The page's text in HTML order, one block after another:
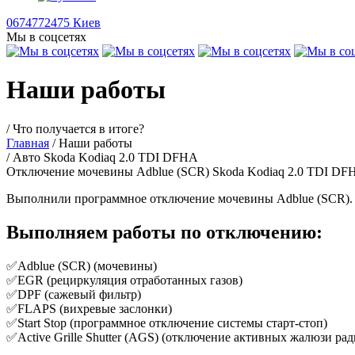
0674772475 Киев
Мы в соцсетях
Наши работы
/ Что получается в итоге?
Главная / Наши работы
/ Авто Skoda Kodiaq 2.0 TDI DFHA
Отключение мочевины Adblue (SCR) Skoda Kodiaq 2.0 TDI
Выполнили программное отключение мочевины Adblue (SCR).
Выполняем работы по отключению:
✅Adblue (SCR) (мочевины)
✅EGR (рециркуляция отработанных газов)
✅DPF (сажевый фильтр)
✅FLAPS (вихревые заслонки)
✅Start Stop (программное отключение системы старт-стоп)
✅Active Grille Shutter (AGS) (отключение активных жалюзи